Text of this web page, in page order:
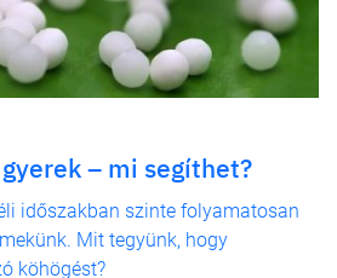
– mi segíthet?
időszakban szinte folyamatosan
Mit tegyünk, hogy
köhögést?